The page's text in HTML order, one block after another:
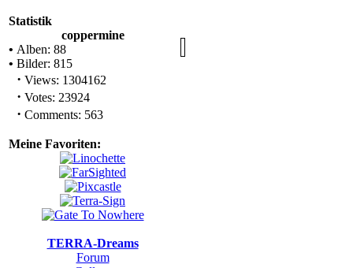
Statistik
coppermine
• Alben: 88
• Bilder: 815
· Views: 1304162
· Votes: 23924
· Comments: 563
Meine Favoriten:
TERRA-Dreams
Forum